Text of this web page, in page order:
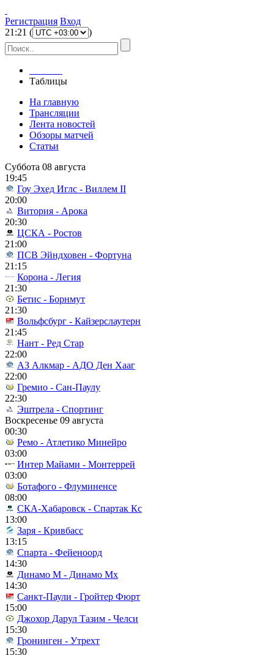
Регистрация Вход
21 :21 ( )
Таблицы
На главную
Трансляции
Лента новостей
Обзоры матчей
Статьи
Суббота 08 августа
19:45
Гоу Эхед Иглс - Виллем II
20:00
Витория - Арока
20:30
ЦСКА - Ростов
21:00
ПСВ Эйндховен - Фортуна
21:15
Корона - Легия
21:30
Бетис - Борнмут
21:30
Вольфсбург - Кайзерслаутерн
21:45
Нант - Ред Стар
22:00
АЗ Алкмар - АДО Ден Хааг
22:00
Гремио - Сан-Паулу
22:30
Эштрела - Спортинг
Воскресенье 09 августа
00:30
Ремо - Атлетико Минейро
03:00
Интер Майами - Монтеррей
03:00
Ботафого - Флуминенсе
08:00
СКА-Хабаровск - Спартак Кс
13:00
Заря - Кривбасс
13:15
Спарта - Фейеноорд
14:30
Динамо М - Динамо Мх
14:30
Санкт-Паули - Гройтер Фюрт
15:00
Джохор Дарул Тазим - Челси
15:30
Гронинген - Утрехт
15:30